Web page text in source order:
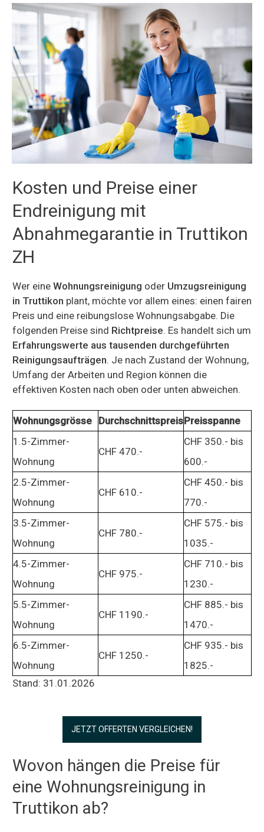
Kosten und Preise einer
Endreinigung mit
Abnahmegarantie in Truttikon
ZH
Wer eine Wohnungsreinigung oder Umzugsreinigung
in Truttikon plant, möchte vor allem eines: einen fairen
Preis und eine reibungslose Wohnungsabgabe. Die
folgenden Preise sind Richtpreise. Es handelt sich um
Erfahrungswerte aus tausenden durchgeführten
Reinigungsaufträgen. Je nach Zustand der Wohnung,
Umfang der Arbeiten und Region können die
effektiven Kosten nach oben oder unten abweichen.
Wohnungsgrösse DurchschnittspreisPreisspanne
1.5-Zimmer-
Wohnung
CHF 470.-
CHF 350.- bis
600.-
2.5-Zimmer-
Wohnung
CHF 610.-
CHF 450.- bis
770.-
3.5-Zimmer-
Wohnung
CHF 780.-
CHF 575.- bis
1035.-
4.5-Zimmer-
Wohnung
CHF 975.-
CHF 710.- bis
1230.-
5.5-Zimmer-
Wohnung
CHF 1190.-
CHF 885.- bis
1470.-
6.5-Zimmer-
Wohnung
CHF 1250.-
CHF 935.- bis
1825.-
Stand: 31.01.2026
JETZT OFFERTEN VERGLEICHEN!
Wovon hängen die Preise für
eine Wohnungsreinigung in
Truttikon ab?